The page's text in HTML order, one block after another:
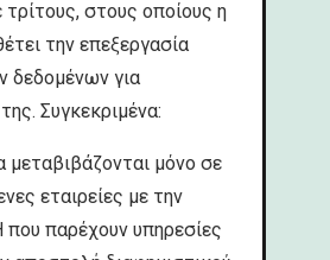
στους οποίους η
την επεξεργασία
δεδομένων για
Συγκεκριμένα:
μεταβιβάζονται μόνο σε
εταιρείες με την
παρέχουν υπηρεσίες